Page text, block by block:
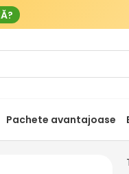
Pachete avantajoase